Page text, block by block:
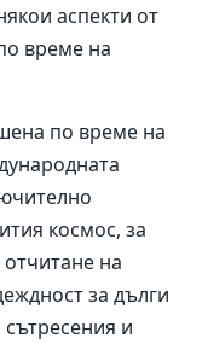
аспекти от
време на
по време на
космос, за
на
за дълги
и